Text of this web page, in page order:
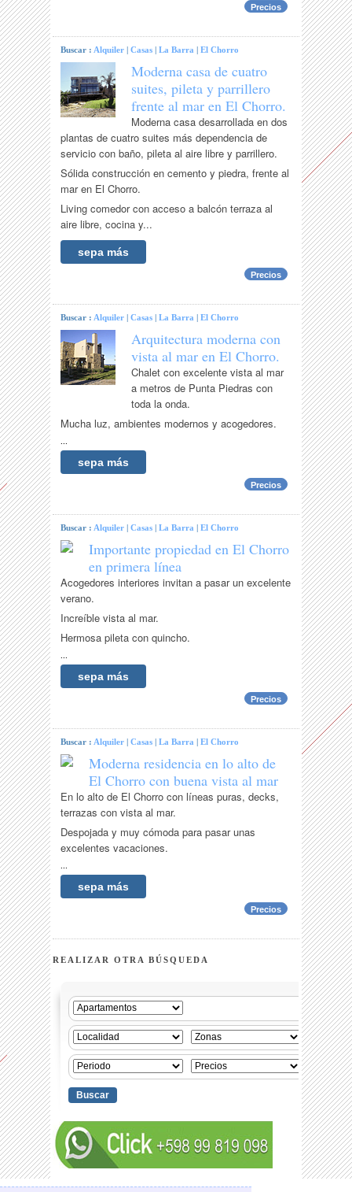
Precios
Buscar : Alquiler |Casas |La Barra |El Chorro
Moderna casa de cuatro
suites, pileta y parrillero
frente al mar en El Chorro.
Moderna casa desarrollada en dos
plantas de cuatro suites más dependencia de
servicio con baño, pileta al aire libre y parrillero.
Sólida construcción en cemento y piedra, frente al
mar en El Chorro.
Living comedor con acceso a balcón terraza al
aire libre, cocina y...
sepa más
Precios
Buscar : Alquiler |Casas |La Barra |El Chorro
Arquitectura moderna con
vista al mar en El Chorro.
Chalet con excelente vista al mar
a metros de Punta Piedras con
toda la onda.
Mucha luz, ambientes modernos y acogedores.
...
sepa más
Precios
Buscar : Alquiler |Casas |La Barra |El Chorro
Importante propiedad en El Chorro
en primera línea
Acogedores interiores invitan a pasar un excelente
verano.
Increíble vista al mar.
Hermosa pileta con quincho.
...
sepa más
Precios
Buscar : Alquiler |Casas |La Barra |El Chorro
Moderna residencia en lo alto de
El Chorro con buena vista al mar
En lo alto de El Chorro con líneas puras, decks,
terrazas con vista al mar.
Despojada y muy cómoda para pasar unas
excelentes vacaciones.
...
sepa más
Precios
REALIZAR OTRA BÚSQUEDA